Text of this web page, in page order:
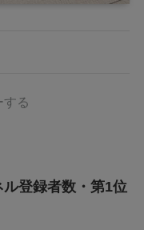
する
登録者数・第1位